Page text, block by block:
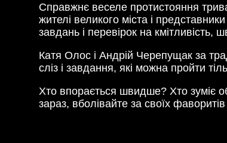
Справжнє веселе протистояння
жителі великого міста і
завдань і перевірок на кмітливість,
Катя Олос і Андрій Черепущак за
сліз і завдання, які можна пройти
Хто впорається швидше? Хто зуміє
зараз, вболівайте за своїх